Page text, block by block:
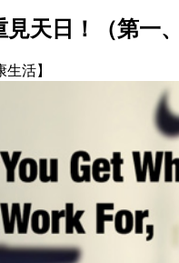
天日！（第一、
生活】